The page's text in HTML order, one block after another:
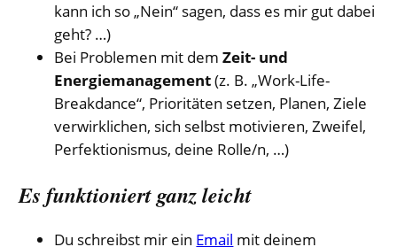
kann ich so „Nein“ sagen, dass es mir gut dabei
geht? …)
Bei Problemen mit demZeit- und
Energiemanagement(z. B. „Work-Life-
Breakdance“, Prioritäten setzen, Planen, Ziele
verwirklichen, sich selbst motivieren, Zweifel,
Perfektionismus, deine Rolle/n, …)
Es funktioniert ganz leicht
Du schreibst mir ein Email mit deinem